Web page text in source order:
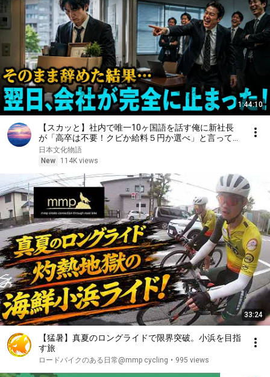
1:44:10
【スカッと】社内で唯一10ヶ国語を話す俺に新社長
が「高卒は不要！クビか給料５円か選べ」と言ってき
た。そのまま辞めた結果
日本文化物語
New
114K views
33:24
【猛暑】真夏のロングライドで限界突破。小浜を目指
す旅
ロードバイクのある日常@mmp cycling • 995 views